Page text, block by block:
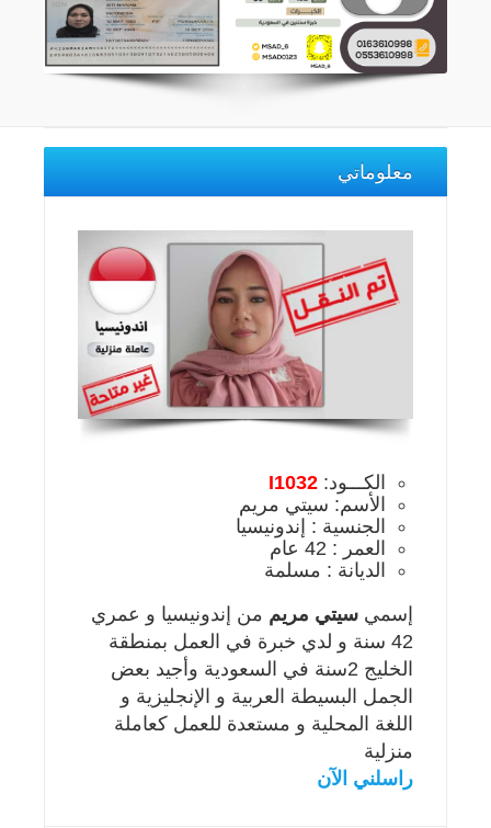
معلوماتي
الكـــود: I1032
الأسم: سيتي مريم
الجنسية : إندونيسيا
العمر : 42 عام
الديانة : مسلمة
إسمي سيتي مريم من إندونيسيا و عمري
42 سنة و لدي خبرة في العمل بمنطقة
الخليج 2سنة في السعودية وأجيد بعض
الجمل البسيطة العربية و الإنجليزية و
اللغة المحلية و مستعدة للعمل كعاملة
منزلية
راسلني الآن